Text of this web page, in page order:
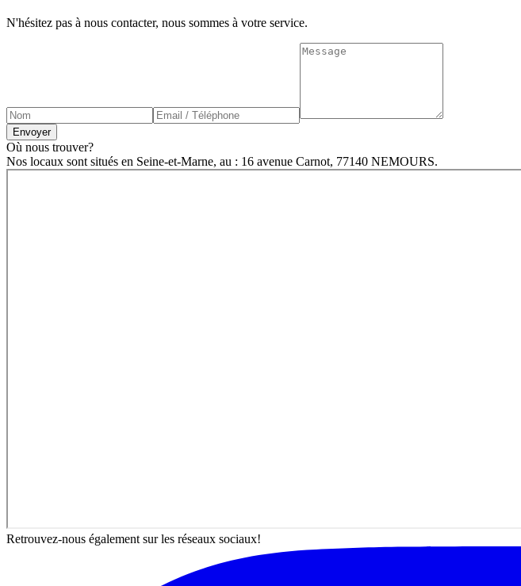
N'hésitez pas à nous contacter, nous sommes à votre service.
Envoyer
Où nous trouver?
Nos locaux sont situés en Seine-et-Marne, au : 16 avenue Carnot, 77140 NEMOURS.
Retrouvez-nous également sur les réseaux sociaux!